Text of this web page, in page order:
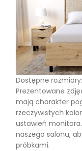
Dostępne rozmiary:
Prezentowane
mają charakter
rzeczywistych
ustawień
naszego salonu,
próbkami.